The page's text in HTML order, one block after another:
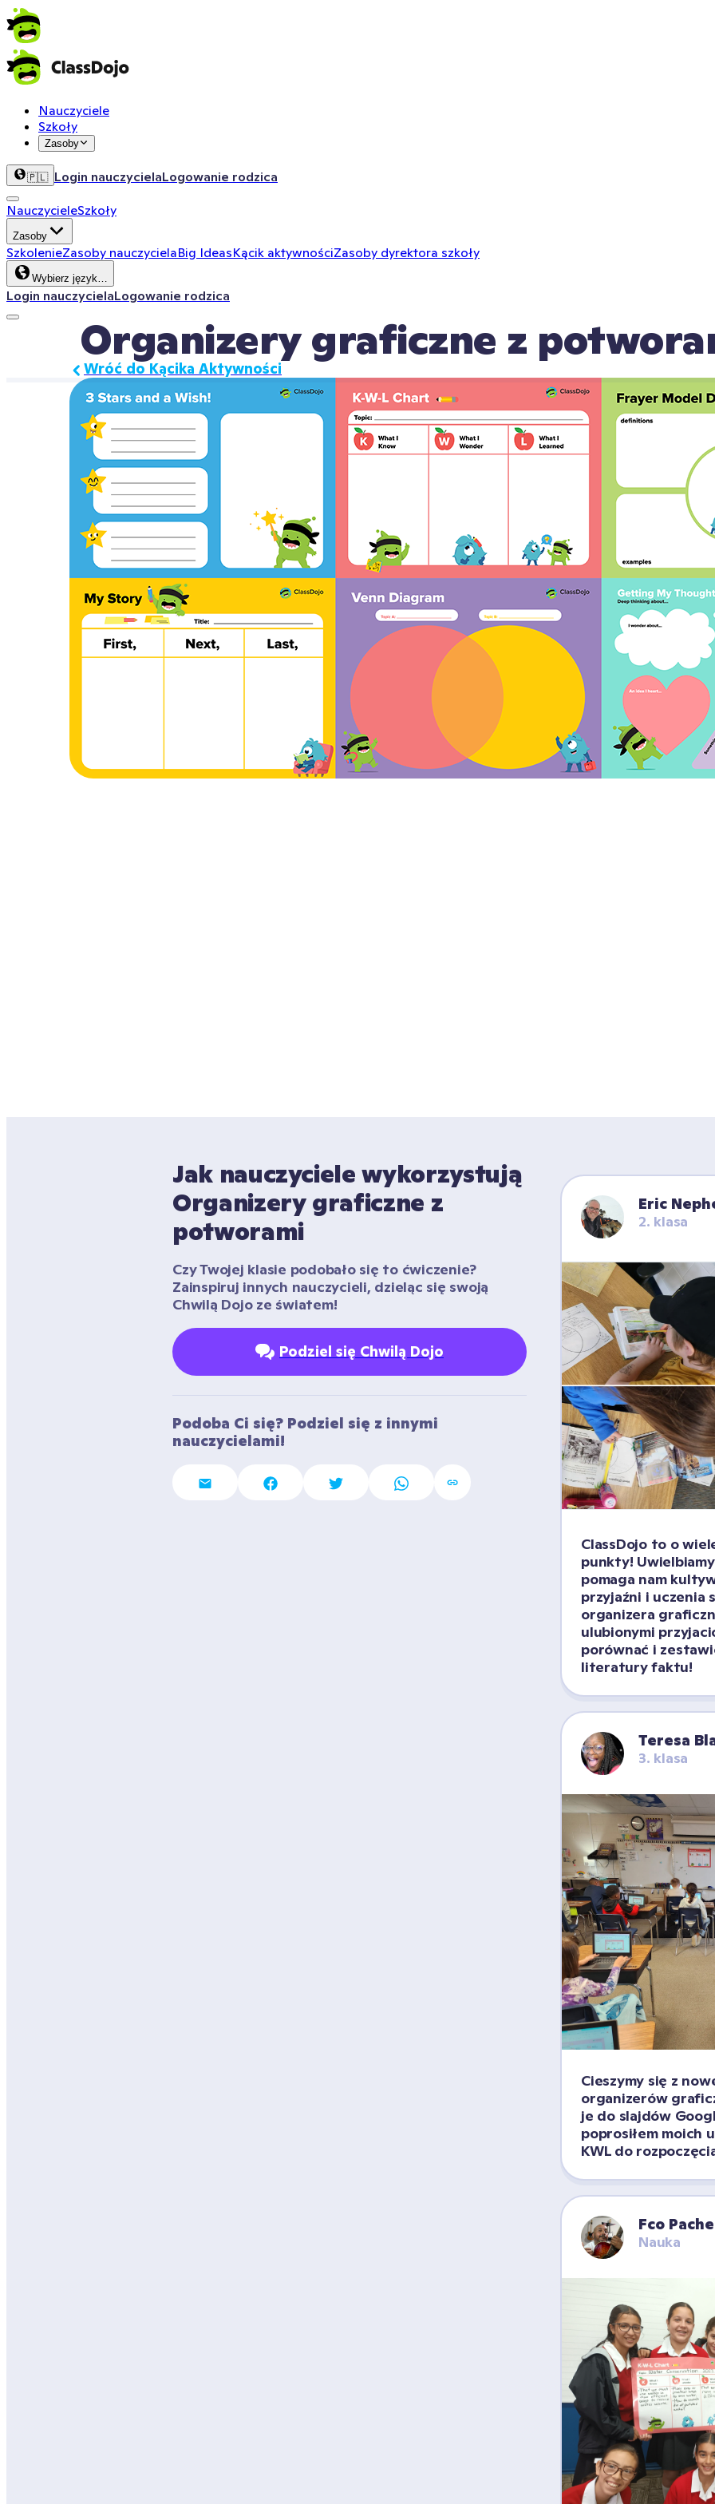
Nauczyciele
Szkoły
Zasoby
🇵🇱 Login nauczycielaLogowanie rodzica
NauczycieleSzkoły
Zasoby
SzkolenieZasoby nauczycielaBig IdeasKącik aktywnościZasoby dyrektora szkoły
Wybierz język…
Login nauczycielaLogowanie rodzica
Organizery graficzne z
Wróć do Kącika Aktywności
Jak nauczyciele wykorzystują
Organizery graficzne z
potworami
Czy Twojej klasie podobało się to ćwiczenie?
Zainspiruj innych nauczycieli, dzieląc się swoją
Chwilą Dojo ze światem!
Podziel się Chwilą Dojo
Podoba Ci się? Podziel się z innymi
nauczycielami!
Eric
2. klasa
ClassDojo to o
punkty!
pomaga nam
przyjaźni i uczenia
organizera
ulubionymi
porównać i
literatury faktu!
Teresa
3. klasa
Cieszymy się z
organizerów
je do slajdów
poprosiłem moich
KWL do
Fco
Nauka